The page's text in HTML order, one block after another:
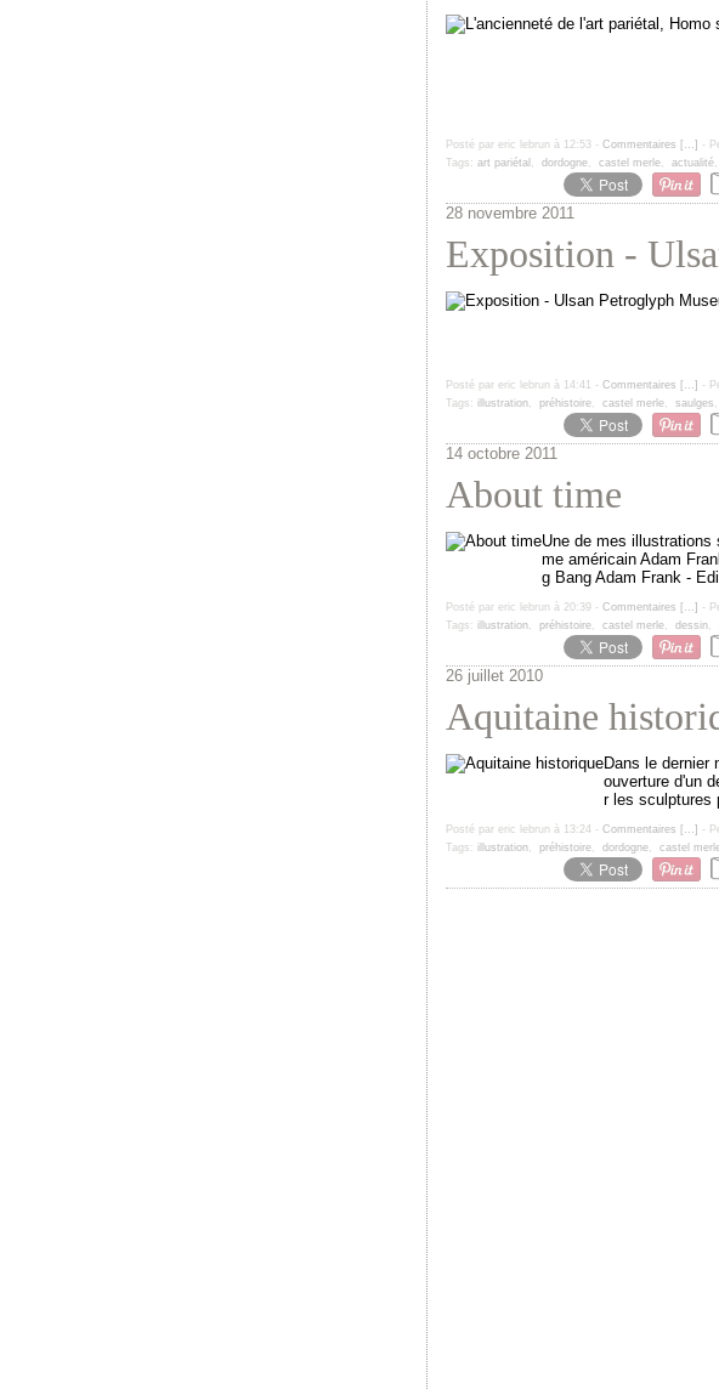
Posté par eric lebrun à 12:53 - Commentaires [ …] -
Tags: art pariétal , dordogne, castel merle, actualité,
28 novembre 2011
Exposition -
Posté par eric lebrun à 14:41 - Commentaires [ …] -
Tags: illustration, préhistoire, castel merle, saulges ,
14 octobre 2011
About time
Une de mes
me américain Adam
g Bang Adam Frank -
Posté par eric lebrun à 20:39 - Commentaires [ …] -
Tags: illustration, préhistoire, castel merle, dessin,
26 juillet 2010
Aquitaine
Dans le dernier
ouverture d'un
r les sculptures
Posté par eric lebrun à 13:24 - Commentaires [ …] -
Tags: illustration, préhistoire, dordogne, castel